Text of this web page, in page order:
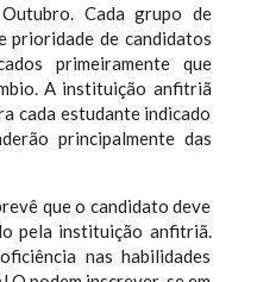
Cada grupo de
prioridade de candidatos
primeiramente que
A instituição anfitriã
cada estudante indicado
principalmente das
que o candidato deve
pela instituição anfitriã.
nas habilidades